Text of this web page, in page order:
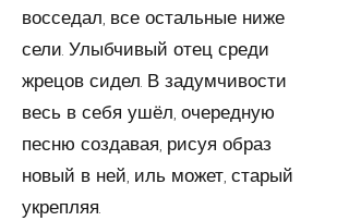
восседал, все остальные ниже
сели. Улыбчивый отец среди
жрецов сидел. В задумчи­вости
весь в себя ушёл, очередную
песню создавая, рисуя образ
новый в ней, иль может, старый
укрепляя.